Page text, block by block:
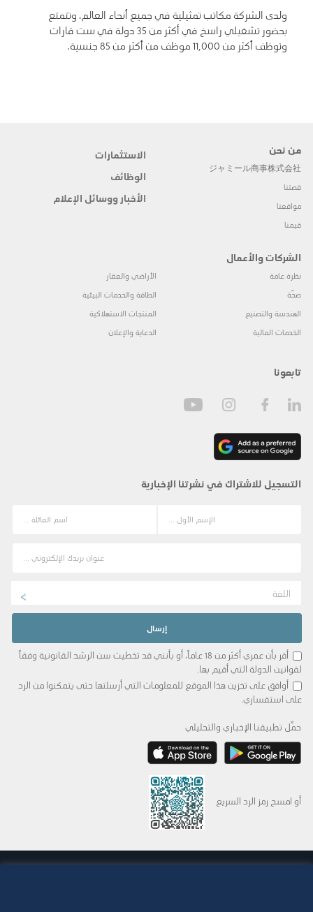
ولدى الشركة مكاتب تمثيلية في جميع أنحاء العالم، وتتمتع
بحضور تشغيلي راسخ في أكثر من 35 دولة في ست قارات
وتوظف أكثر من 11,000 موظف من أكثر من 85 جنسية.
من نحن
ジャミール商事株式会社
قصتنا
مواقعنا
قيمنا
الاستثمارات
الوظائف
الأخبار ووسائل الإعلام
الشركات والأعمال
نظرة عامة
صحّة
الهندسة والتصنيع
الخدمات المالية
الأراضي والعقار
الطاقة والخدمات البيئية
المنتجات الاستهلاكية
الدعاية والإعلان
تابعونا
التسجيل للاشتراك في نشرتنا الإخبارية
اللغة
أقر بأن عمري أكثر من 18 عاماً، أو بأنني قد تخطيت سن الرشد القانونية وفقاً
لقوانين الدولة التي أقيم بها.
أوافق على تخزين هذا الموقع للمعلومات التي أرسلتها حتى يتمكنوا من الرد
على استفساري.
حمِّل تطبيقنا الإخباري والتحليلي
أو امسح رمز الرد السريع